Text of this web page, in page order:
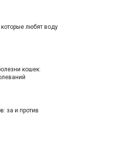
любят воду
кошек:
за и против